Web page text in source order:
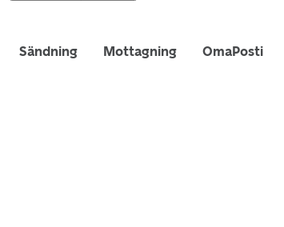
Sändning Mottagning OmaPosti